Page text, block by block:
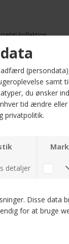
kollektion.
valg for mænd, der
og denne
bomuld, hvilket
til både hverdag
moderne silhuet
at style skjorten
42, 44 og 46 for
på alle din køb